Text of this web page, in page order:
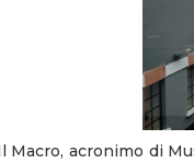
Macro, acronimo di